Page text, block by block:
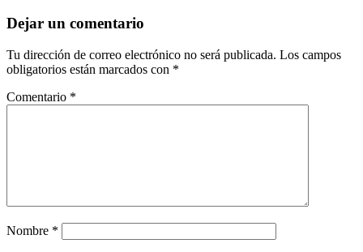
Dejar un comentario
Tu dirección de correo electrónico no será publicada. Los campos
obligatorios están marcados con *
Comentario *
Nombre *